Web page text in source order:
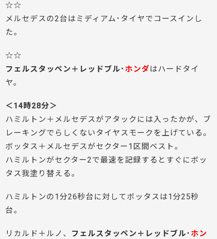
☆☆
メルセデスの2台はミディアム･タイヤでコースインし
た。
☆☆
フェルスタッペン＋レッドブル･ ホンダはハードタイ
ヤ。
＜14時28分＞
ハミルトン＋メルセデスがアタックには入ったかが、ブ
レーキングでらしくないタイヤスモークを上げている。
ボッタス＋メルセデスがセクター1区間ベスト。
ハミルトンがセクター2で最速を記録するとすぐにボッ
タス我塗り替える。
ハミルトンの1分26秒台に対してボッタスは1分25秒
台。
リカルド＋ルノ、 フェルスタッペン＋レッドブル･ ホン